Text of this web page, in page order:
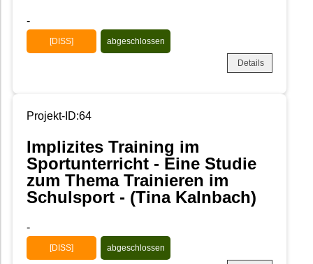
-
[DISS] abgeschlossen
Details
Projekt-ID:64
Implizites Training im
Sportunterricht - Eine Studie
zum Thema Trainieren im
Schulsport - (Tina Kalnbach)
-
[DISS] abgeschlossen